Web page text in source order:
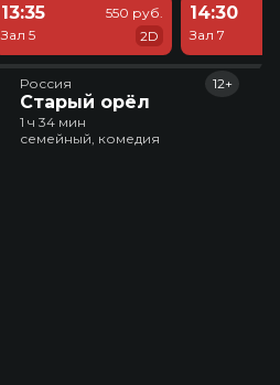
13:35
Зал 5
550 руб.
2D
14:30
Зал 7
Россия
Старый орёл
12+
1 ч 34 мин
семейный, комедия